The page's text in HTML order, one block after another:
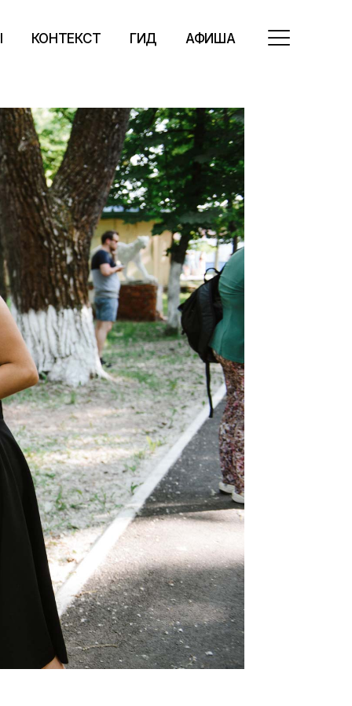
КОНТЕКСТ ГИД АФИША